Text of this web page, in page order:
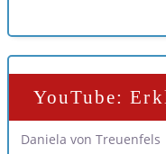
YouTube:
Daniela von Treuenfels